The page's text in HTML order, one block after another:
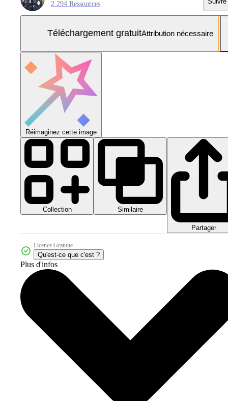
2 294 Ressources
Téléchargement gratuitAttribution nécessaire
Réimaginez cette image
Collection Similaire
Partager
Licence Gratuite
Qu'est-ce que c'est ?
Plus d'infos